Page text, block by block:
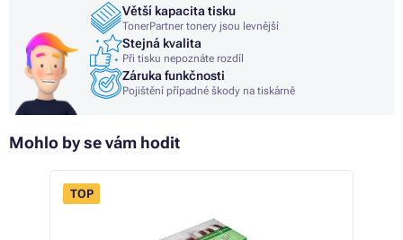
Větší kapacita tisku
TonerPartner tonery jsou levnější
Stejná kvalita
Při tisku nepoznáte rozdíl
Záruka funkčnosti
Pojištění případné škody na tiskárně
Mohlo by se vám hodit
TOP